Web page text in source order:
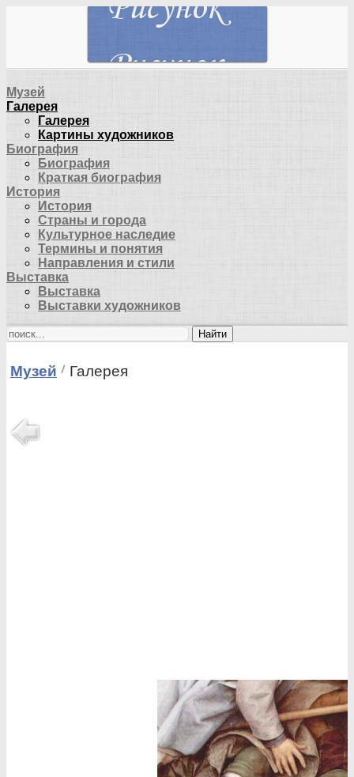
Музей
Галерея
Галерея
Картины художников
Биография
Биография
Краткая биография
История
История
Страны и города
Культурное наследие
Термины и понятия
Направления и стили
Выставка
Выставка
Выставки художников
Найти
Музей Галерея